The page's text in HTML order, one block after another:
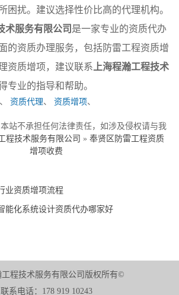
困扰。建议选择性价比高的代理机构。
术服务有限公司 是一家专业的资质代办
的资质办理服务，包括防雷工程资质增
资质增项，建议联系 上海程瀚工程技术
专业的指导和帮助。
、 资质代理、 资质增项、
站不承担任何法律责任，如涉及侵权请与我
程技术服务有限公司 » 奉贤区防雷工程资质
增项收费
业资质增项流程
能化系统设计资质代办哪家好
工程技术服务有限公司版权所有©
联系电话：178 919 10243